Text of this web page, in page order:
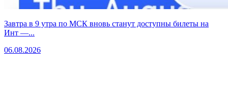
Завтра в 9 утра по МСК вновь станут доступны билеты на
Инт —...
06.08.2026